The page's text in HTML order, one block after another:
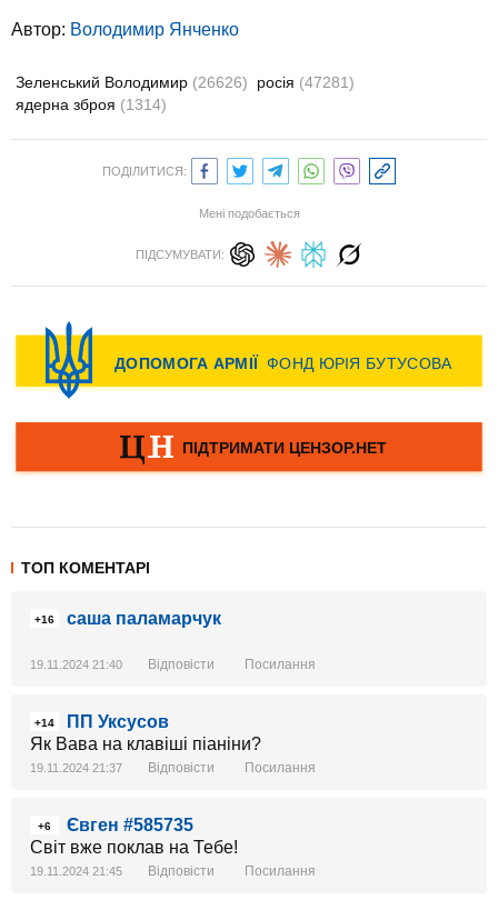
Автор: Володимир Янченко
Зеленський Володимир (26626) росія (47281)
ядерна зброя (1314)
ПОДІЛИТИСЯ:
Мені подобається
ПІДСУМУВАТИ:
ТОП КОМЕНТАРІ
+16 саша паламарчук
19.11.2024 21:40 Відповісти Посилання
+14
ПП Уксусов
Як Вава на клавіші піаніни?
19.11.2024 21:37 Відповісти Посилання
+6
Євген #585735
Світ вже поклав на Тебе!
19.11.2024 21:45 Відповісти Посилання